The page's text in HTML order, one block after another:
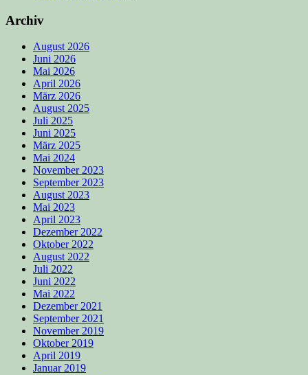
Archiv
August 2026
Juni 2026
Mai 2026
April 2026
März 2026
August 2025
Juli 2025
Juni 2025
März 2025
Mai 2024
November 2023
September 2023
August 2023
Mai 2023
April 2023
Dezember 2022
Oktober 2022
August 2022
Juli 2022
Juni 2022
Mai 2022
Dezember 2021
September 2021
November 2019
Oktober 2019
April 2019
Januar 2019